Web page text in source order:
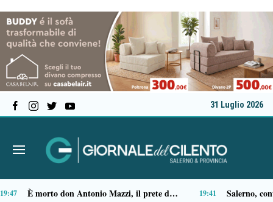
31 Luglio 2026
Ascea, Pietro D’Angiolillo: «La nuova giunta guarda al futuro, con gli occhi del passato»